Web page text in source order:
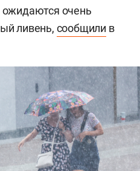
ожидаются очень
ливень, сообщили в